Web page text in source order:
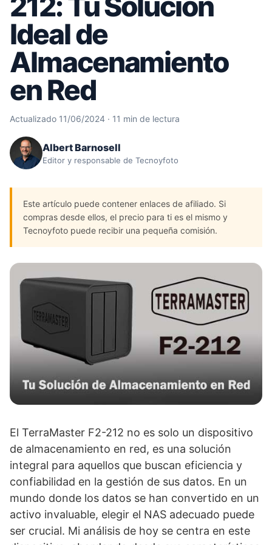
Ideal de
Almacenamiento
en Red
Actualizado 11/06/2024 · 11 min de lectura
Albert Barnosell
Editor y responsable de Tecnoyfoto
Este artículo puede contener enlaces de afiliado. Si
compras desde ellos, el precio para ti es el mismo y
Tecnoyfoto puede recibir una pequeña comisión.
El TerraMaster F2-212 no es solo un dispositivo
de almacenamiento en red, es una solución
integral para aquellos que buscan eficiencia y
confiabilidad en la gestión de sus datos. En un
mundo donde los datos se han convertido en un
activo invaluable, elegir el NAS adecuado puede
ser crucial. Mi análisis de hoy se centra en este